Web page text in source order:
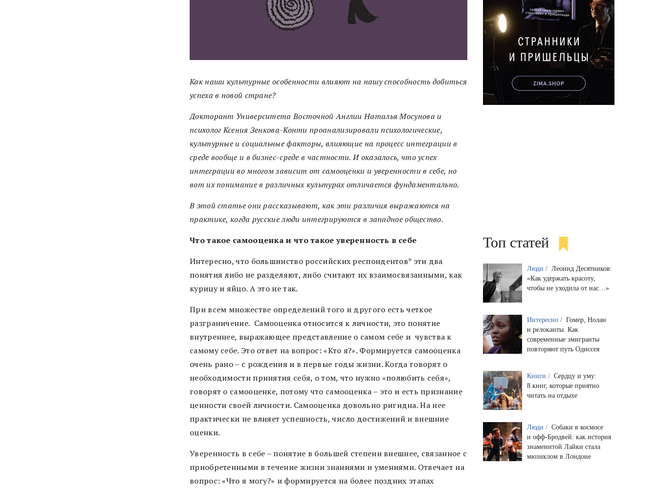
Как наши культурные особенности влияют на нашу способность добиться
успеха в новой стране?
Докторант Университета Восточной Англии Наталья Мосуноваи
психологКсения Зенкова-Контипроанализировали психологические,
культурные и социальные факторы, влияющие на процесс интеграции в
среде вообще и в бизнес-среде в частности.И оказалось, что успех
интеграции во многом зависит от самооценки и уверенности в себе, но
вот их понимание в различных культурах отличается фундаментально.
В этой статье они рассказывают, как эти различия выражаются на
практике, когда русские люди интегрируются в западное общество.
Что такое самооценка и что такое уверенность в себе
Интересно, что большинство российских респондентов* эти два
понятия либо не разделяют, либо считают их взаимосвязанными, как
курицу и яйцо. А это не так.
При всем множестве определений того и другого есть четкое
разграничение. Самооценка относится к личности, это понятие
внутреннее, выражающее представление о самом себе и чувства к
самому себе. Это ответ на вопрос: «Кто я?». Формируется самооценка
очень рано – с рождения и в первые годы жизни. Когда говорят о
необходимости принятия себя, о том, что нужно «полюбить себя»,
говорят о самооценке, потому что самооценка – это и есть признание
ценности своей личности. Самооценка довольно ригидна. На нее
практически не влияет успешность, число достижений и внешние
оценки.
Уверенность в себе – понятие в большей степени внешнее, связанное с
приобретенными в течение жизни знаниями и умениями. Отвечает на
вопрос: «Что я могу?» и формируется на более поздних этапах
Топ статей
Люди / Леонид Десятников:
«Как удержать красоту,
чтобы не уходила от нас…»
Интересно / Гомер, Нолан
и релоканты. Как
современные эмигранты
повторяют путь Одиссея
Книги / Сердцу и уму:
8 книг, которые приятно
читать на отдыхе
Люди / Собаки в космосе
и офф-Бродвей: как история
знаменитой Лайки стала
мюзиклом в Лондоне